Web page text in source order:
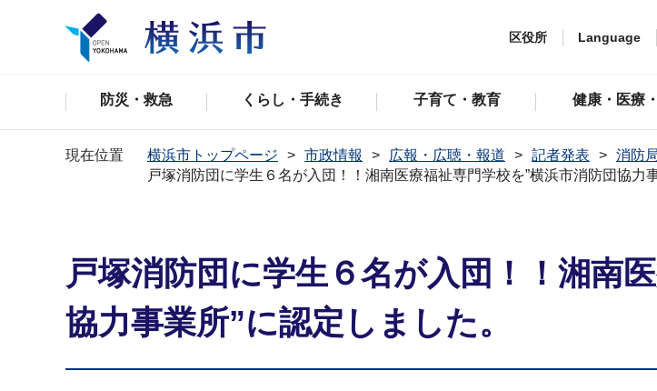
区役所 Language
防災・救急 くらし・手続き 子育て・教育 健康・医療
現在位置 横浜市トップページ 市政情報 広報・広聴・報道 記者発表 消防
戸塚消防団に学生６名が入団！！湘南医療福祉専門学校を”横浜市消防団協力
戸塚消防団に学生６名が入団！！湘南
協力事業所”に認定しました。